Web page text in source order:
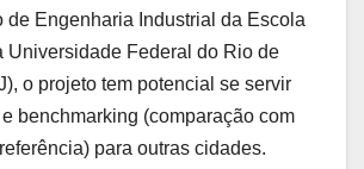
de Engenharia Industrial da Escola
Universidade Federal do Rio de
o projeto tem potencial se servir
benchmarking (comparação com
para outras cidades.